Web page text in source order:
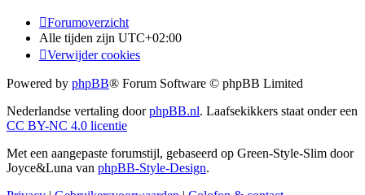
Forumoverzicht
Alle tijden zijn UTC+02:00
Verwijder cookies
Powered by phpBB® Forum Software © phpBB Limited
Nederlandse vertaling doorphpBB.nl. Laafsekikkers staat onder een
CC BY-NC 4.0 licentie
Met een aangepaste forumstijl, gebaseerd op Green-Style-Slim door
Joyce&Luna van phpBB-Style-Design.